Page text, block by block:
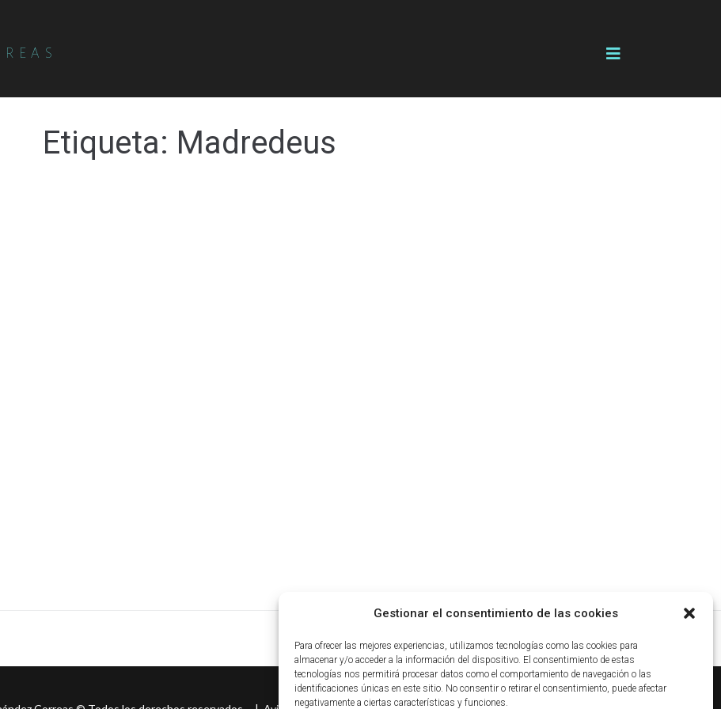
Gestionar el consentimiento de las cookies
Para ofrecer las mejores experiencias, utilizamos tecnologías como las cookies para
almacenar y/o acceder a la información del dispositivo. El consentimiento de estas
tecnologías nos permitirá procesar datos como el comportamiento de navegación o las
identificaciones únicas en este sitio. No consentir o retirar el consentimiento, puede afectar
negativamente a ciertas características y funciones.
Etiqueta: Madredeus